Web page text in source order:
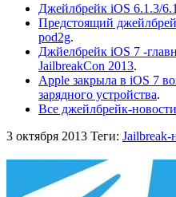
Джейлбрейк iOS 6.1.3/
Предстоящий
pod2g.
Джйелбрейк iOS 7 -
JailbreakCon 2013.
Apple закрыла в iOS 7
зарядного устройства.
Все джейлбрейк-новости
3 октября 2013 Теги: Jailbreak-